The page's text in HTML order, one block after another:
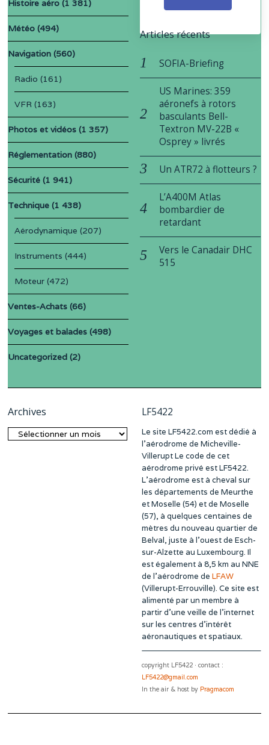
Histoire aéro (1 381)
Météo (494)
Navigation (560)
Radio (161)
VFR (163)
Photos et vidéos (1 357)
Réglementation (880)
Sécurité (1 941)
Technique (1 438)
Aérodynamique (207)
Instruments (444)
Moteur (472)
Ventes-Achats (66)
Voyages et balades (498)
Uncategorized (2)
Articles récents
SOFIA-Briefing
US Marines: 359
aéronefs à rotors
basculants Bell-
Textron MV-22B «
Osprey » livrés
Un ATR72 à flotteurs ?
L’A400M Atlas
bombardier de
retardant
Vers le Canadair DHC
515
Archives
Archives
LF5422
Le site LF5422.com est dédié à
l’aérodrome de Micheville-
Villerupt Le code de cet
aérodrome privé est LF5422.
L’aérodrome est à cheval sur
les départements de Meurthe
et Moselle (54) et de Moselle
(57), à quelques centaines de
mètres du nouveau quartier de
Belval, juste à l’ouest de Esch-
sur-Alzette au Luxembourg. Il
est également à 8,5 km au NNE
de l’aérodrome de LFAW
(Villerupt-Errouville). Ce site est
alimenté par un membre à
partir d’une veille de l’internet
sur les centres d’intérêt
aéronautiques et spatiaux.
copyright LF5422 · contact :
LF5422@gmail.com
In the air & host by Pragmacom